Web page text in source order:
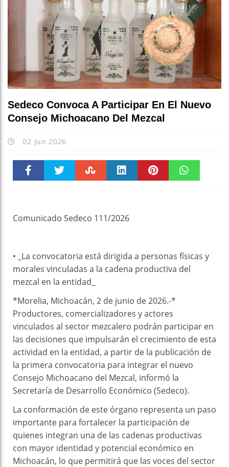
Sedeco Convoca A Participar En El Nuevo
Consejo Michoacano Del Mezcal
02 Jun 2026
Comunicado Sedeco 111/2026
• _⁠La convocatoria está dirigida a personas físicas y
morales vinculadas a la cadena productiva del
mezcal en la entidad_
*Morelia, Michoacán, 2 de junio de 2026.-*
Productores, comercializadores y actores
vinculados al sector mezcalero podrán participar en
las decisiones que impulsarán el crecimiento de esta
actividad en la entidad, a partir de la publicación de
la primera convocatoria para integrar el nuevo
Consejo Michoacano del Mezcal, informó la
Secretaría de Desarrollo Económico (Sedeco).
La conformación de este órgano representa un paso
importante para fortalecer la participación de
quienes integran una de las cadenas productivas
con mayor identidad y potencial económico en
Michoacán, lo que permitirá que las voces del sector